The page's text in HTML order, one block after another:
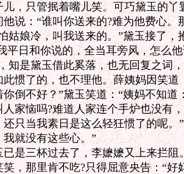
只管抿着嘴儿笑。可巧黛玉的丫
说：“谁叫你送来的?难为他费心。
姑娘冷，叫我送来的。”黛玉接了，
平日和你说的，全当耳旁风，怎么
知是黛玉借此奚落，也无回复之词
惯了的，也不理他。薛姨妈因笑道
倒不好？”黛玉笑道：“姨妈不知道
家恼吗?难道人家连个手炉也没有
只当我素日是这么轻狂惯了的呢。
就没有这些心。”
三杯过去了，李嬷嬷又上来拦阻
，那里肯不吃?只得屈意央告：“好